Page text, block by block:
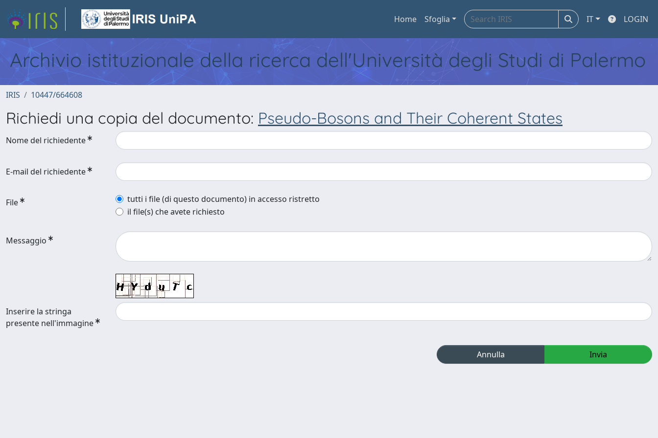
Home Sfoglia IT LOGIN
Archivio istituzionale della ricerca dell'Università degli Studi di Palermo
IRIS 10447/664608
Richiedi una copia del documento: Pseudo-Bosons and Their Coherent States
Nome del richiedente
E-mail del richiedente
File
tutti i file (di questo documento) in accesso ristretto
il file(s) che avete richiesto
Messaggio
Inserire la stringa
presente nell'immagine
Annulla Invia